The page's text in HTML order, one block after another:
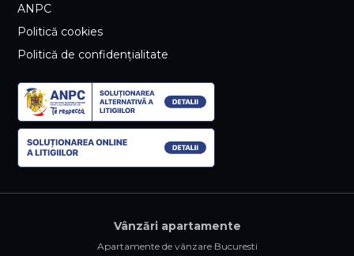
ANPC
Politică cookies
Politică de confidențialitate
Vânzări apartamente
Apartamente de vânzare Bucuresti